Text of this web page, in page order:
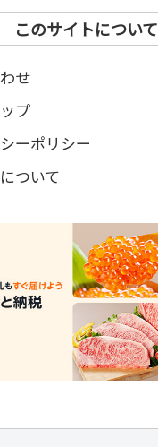
このサイトについて
せ
プ
ーポリシー
ついて